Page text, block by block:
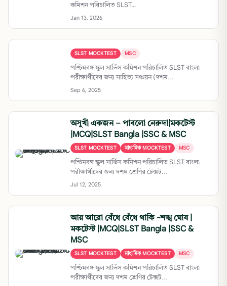
কমিশন পরিচালিত SLST...
Jan 13, 2026
SLST MOCKTEST MSC
পশ্চিমবঙ্গ স্কুল সার্ভিস কমিশন পরিচালিত SLST বাংলা
পরীক্ষার্থীদের জন্য সাহিত্য সঞ্চয়ন (দশম...
Sep 6, 2025
অসুখী একজন – পাবলো নেরুদা|মকটেস্ট
|MCQ|SLST Bangla |SSC & MSC
SLST MOCKTEST মাধ্যমিক MOCKTEST MSC
পশ্চিমবঙ্গ স্কুল সার্ভিস কমিশন পরিচালিত SLST বাংলা
পরীক্ষার্থীদের জন্য দশম শ্রেণির টেক্সট...
Jul 12, 2025
আয় আরো বেঁধে বেঁধে থাকি -শঙ্খ ঘোষ |
মকটেস্ট |MCQ|SLST Bangla |SSC &
MSC
SLST MOCKTEST মাধ্যমিক MOCKTEST MSC
পশ্চিমবঙ্গ স্কুল সার্ভিস কমিশন পরিচালিত SLST বাংলা
পরীক্ষার্থীদের জন্য দশম শ্রেণির টেক্সট...